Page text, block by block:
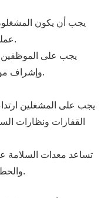
يجب أن يكون
عمليات الإنتاج، وإجراءات التشغيل السلامة.
يجب على الموظفين
وإشراف موظفين ذوي خبرة أثناء العمليات العملية.
يجب على المشغلين
القفازات ونظارات
تساعد معدات السلامة
والحطام الطائر والأضرار المرتبطة بالضوضاء.